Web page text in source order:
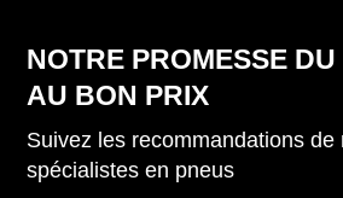
NOTRE PROMESSE
AU BON PRIX
Suivez les recommandations de
spécialistes en pneus